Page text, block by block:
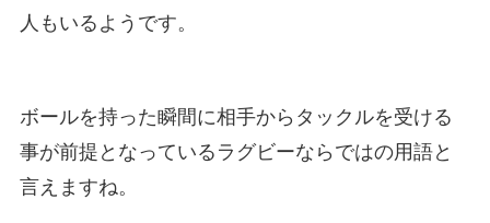
人もいるようです。
ボールを持った瞬間に相手からタックルを受ける
事が前提となっているラグビーならではの用語と
言えますね。